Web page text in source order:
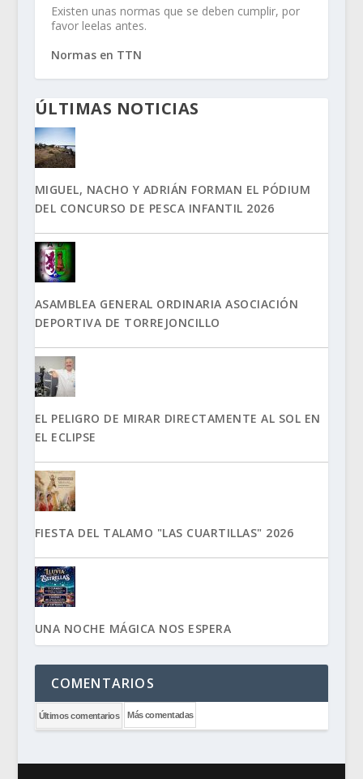
Existen unas normas que se deben cumplir, por
favor leelas antes.
Normas en TTN
ÚLTIMAS NOTICIAS
MIGUEL, NACHO Y ADRIÁN FORMAN EL PÓDIUM
DEL CONCURSO DE PESCA INFANTIL 2026
ASAMBLEA GENERAL ORDINARIA ASOCIACIÓN
DEPORTIVA DE TORREJONCILLO
EL PELIGRO DE MIRAR DIRECTAMENTE AL SOL EN
EL ECLIPSE
FIESTA DEL TALAMO "LAS CUARTILLAS" 2026
UNA NOCHE MÁGICA NOS ESPERA
COMENTARIOS
Últimos comentarios Más comentadas